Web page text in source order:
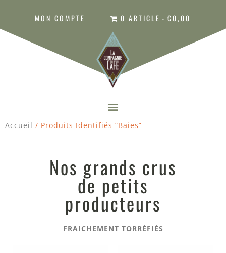
MON COMPTE 0 ARTICLE €0,00
Accueil / Produits Identifiés “baies”
Nos grands crus
de petits
producteurs
FRAICHEMENT TORRÉFIÉS